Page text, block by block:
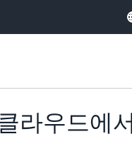
라우드에